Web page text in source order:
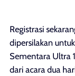
Registrasi
dipersilakan
Sementara Ultra
dari acara dua